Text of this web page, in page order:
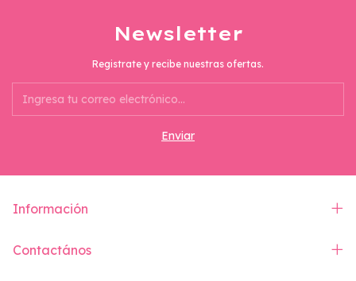
Newsletter
Registrate y recibe nuestras ofertas.
Información
Contactános